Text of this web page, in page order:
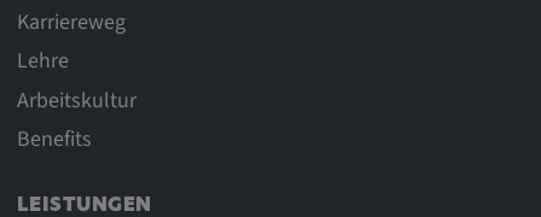
Karriereweg
Lehre
Arbeitskultur
Benefits
LEISTUNGEN